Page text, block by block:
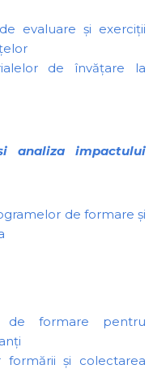
evaluare și exerciții
de învățare la
analiza impactului
de formare și
de formare pentru
formării și colectarea